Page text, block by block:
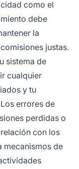
como el
debe
la
justas.
sistema de
cualquier
y tu
errores de
perdidas o
con los
mecanismos de